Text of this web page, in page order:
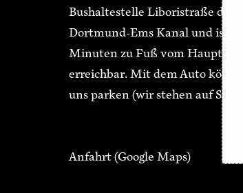
Bushaltestelle Liboristraße
Dortmund-Ems Kanal und ist in
Minuten zu Fuß vom
erreichbar. Mit dem Auto könnt
uns parken (wir stehen auf
Anfahrt(Google Maps)